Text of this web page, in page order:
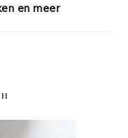
en meer